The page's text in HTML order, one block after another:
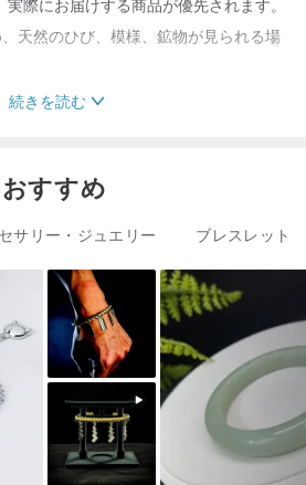
天然のひび、模様、鉱物が見られる場
ォーツwww.pinkoi.com/product/kt6i
ォーツwww.pinkoi.com/product/rc
リ
www.pinkoi.com/product/kGtKu
続きを読む
すすめ
サリー・ジュエリー ブレスレット